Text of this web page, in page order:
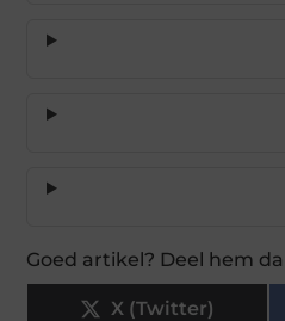
Goed artikel? Deel hem
X (Twitter)